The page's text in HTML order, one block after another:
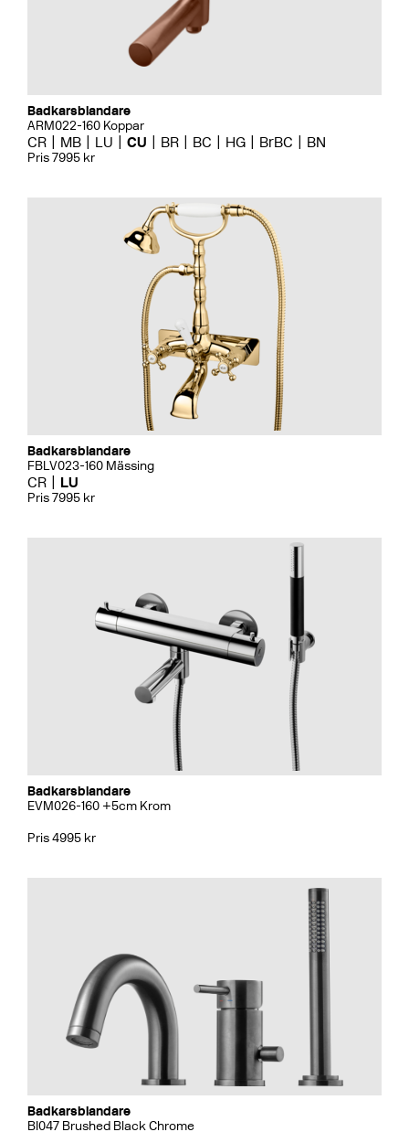
Badkarsblandare
ARM022-160 Koppar
CR MB LU CU BR BC HG BrBC BN
Pris 7995 kr
Badkarsblandare
FBLV023-160 Mässing
CR LU
Pris 7995 kr
Badkarsblandare
EVM026-160 +5cm Krom
Pris 4995 kr
Badkarsblandare
BI047 Brushed Black Chrome